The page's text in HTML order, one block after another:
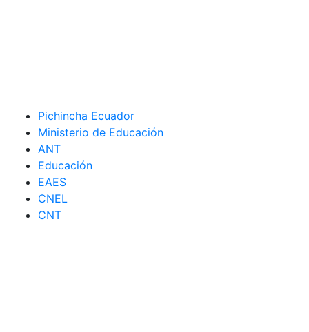
Pichincha Ecuador
Ministerio de Educación
ANT
Educación
EAES
CNEL
CNT